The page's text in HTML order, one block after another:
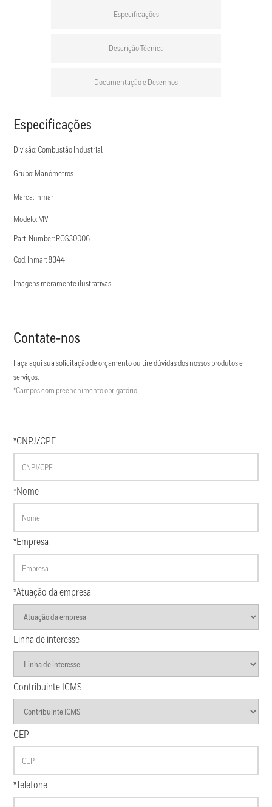
Especificações
Descrição Técnica
Documentação e Desenhos
Especificações
Divisão: Combustão Industrial
Grupo: Manômetros
Marca: Inmar
Modelo: MVI
Part. Number: ROS30006
Cod. Inmar: 8344
Imagens meramente ilustrativas
Contate-nos
Faça aqui sua solicitação de orçamento ou tire dúvidas dos nossos produtos e
serviços.
*Campos com preenchimento obrigatório
*CNPJ/CPF
*Nome
*Empresa
*Atuação da empresa
Linha de interesse
Contribuinte ICMS
CEP
*Telefone